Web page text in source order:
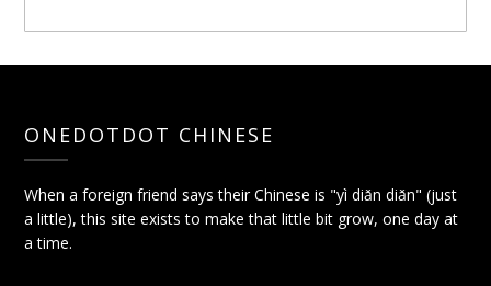
ONEDOTDOT CHINESE
When a foreign friend says their Chinese is "yì diǎn diǎn" (just
a little), this site exists to make that little bit grow, one day at
a time.